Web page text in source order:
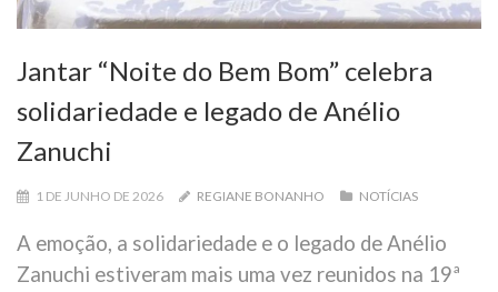
Jantar “Noite do Bem Bom” celebra
solidariedade e legado de Anélio
Zanuchi
1 DE JUNHO DE 2026 REGIANE BONANHO NOTÍCIAS
A emoção, a solidariedade e o legado de Anélio
Zanuchi estiveram mais uma vez reunidos na 19ª